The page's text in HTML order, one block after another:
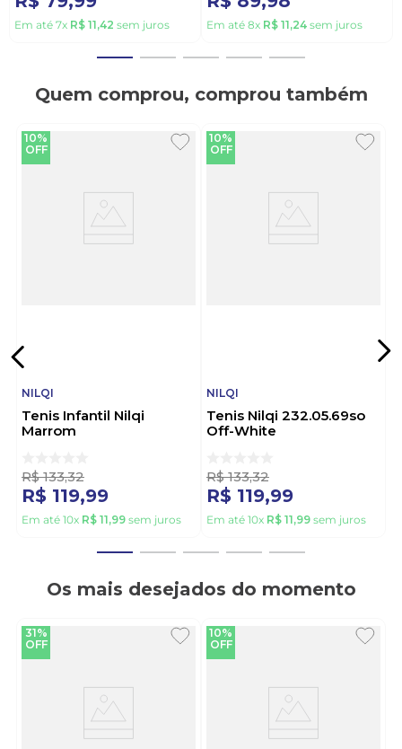
Em até 7x R$ 11,42 sem juros Em até 8x R$ 11,24 sem juros
Quem comprou, comprou também
10%
OFF
NILQI
Tenis Infantil Nilqi
Marrom
R$ 133,32
R$ 119,99
Em até 10x R$ 11,99 sem juros
10%
OFF
NILQI
Tenis Nilqi 232.05.69so
Off-White
R$ 133,32
R$ 119,99
Em até 10x R$ 11,99 sem juros
Os mais desejados do momento
31%
OFF
10%
OFF